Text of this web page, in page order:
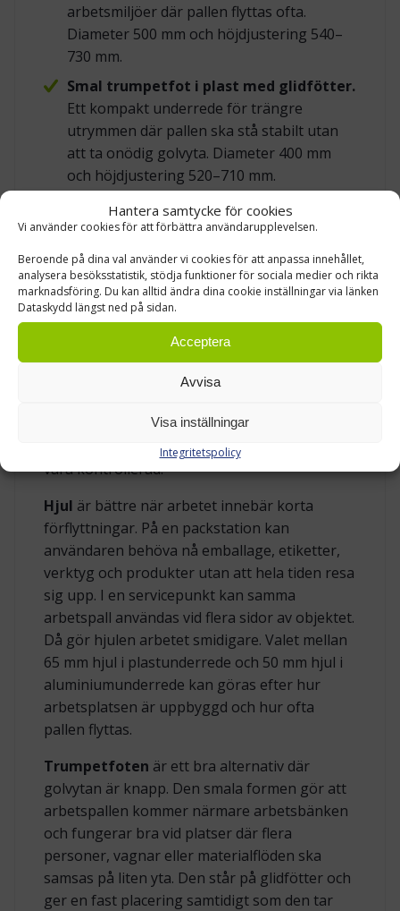
Hantera samtycke för cookies
Vi använder cookies för att förbättra användarupplevelsen.
Beroende på dina val använder vi cookies för att anpassa innehållet,
analysera besöksstatistik, stödja funktioner för sociala medier och rikta
marknadsföring. Du kan alltid ändra dina cookie inställningar via länken
Dataskydd längst ned på sidan.
Acceptera
Avvisa
Visa inställningar
Integritetspolicy
arbetsmiljöer där pallen flyttas ofta.
Diameter 500 mm och höjdjustering 540–
730 mm.
Smal trumpetfot i plast med glidfötter.
Ett kompakt underrede för trängre
utrymmen där pallen ska stå stabilt utan
att ta onödig golvyta. Diameter 400 mm
och höjdjustering 520–710 mm.
GLIDFÖTTER ELLER HJUL – VÄLJ EFTER
ARBETSMOMENTET
Glidfötter är rätt val när arbetet kräver en
stadig sittplats. De passar vid
precisionsarbete, kontroll, finmontering och
iväg från arbetsobjektet. Ett fotkryss med
särskilt när arbetspallen används vid ett fast
bord eller i en arbetscell där varje rörelse ska
vara kontrollerad.
Hjul är bättre när arbetet innebär korta
förflyttningar. På en packstation kan
användaren behöva nå emballage, etiketter,
verktyg och produkter utan att hela tiden resa
sig upp. I en servicepunkt kan samma
arbetspall användas vid flera sidor av objektet.
Då gör hjulen arbetet smidigare. Valet mellan
65 mm hjul i plastunderrede och 50 mm hjul i
aluminiumunderrede kan göras efter hur
arbetsplatsen är uppbyggd och hur ofta
pallen flyttas.
Trumpetfoten är ett bra alternativ där
golvytan är knapp. Den smala formen gör att
arbetspallen kommer närmare arbetsbänken
och fungerar bra vid platser där flera
personer, vagnar eller materialflöden ska
samsas på liten yta. Den står på glidfötter och
ger en fast placering samtidigt som den tar